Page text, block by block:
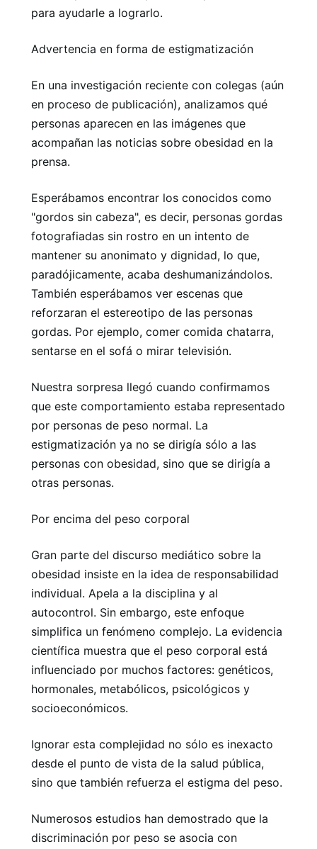
para ayudarle a lograrlo.
Advertencia en forma de estigmatización
En una investigación reciente con colegas (aún
en proceso de publicación), analizamos qué
personas aparecen en las imágenes que
acompañan las noticias sobre obesidad en la
prensa.
Esperábamos encontrar los conocidos como
"gordos sin cabeza", es decir, personas gordas
fotografiadas sin rostro en un intento de
mantener su anonimato y dignidad, lo que,
paradójicamente, acaba deshumanizándolos.
También esperábamos ver escenas que
reforzaran el estereotipo de las personas
gordas. Por ejemplo, comer comida chatarra,
sentarse en el sofá o mirar televisión.
Nuestra sorpresa llegó cuando confirmamos
que este comportamiento estaba representado
por personas de peso normal. La
estigmatización ya no se dirigía sólo a las
personas con obesidad, sino que se dirigía a
otras personas.
Por encima del peso corporal
Gran parte del discurso mediático sobre la
obesidad insiste en la idea de responsabilidad
individual. Apela a la disciplina y al
autocontrol. Sin embargo, este enfoque
simplifica un fenómeno complejo. La evidencia
científica muestra que el peso corporal está
influenciado por muchos factores: genéticos,
hormonales, metabólicos, psicológicos y
socioeconómicos.
Ignorar esta complejidad no sólo es inexacto
desde el punto de vista de la salud pública,
sino que también refuerza el estigma del peso.
Numerosos estudios han demostrado que la
discriminación por peso se asocia con